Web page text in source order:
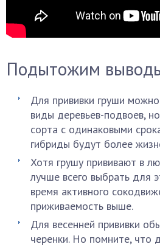
Подытожим
Для прививки груши
виды деревьев-подвоев,
сорта с одинаковыми
гибриды будут более
Хотя грушу прививают в
лучше всего выбрать для
время активного
приживаемость выше.
Для весенней прививки
черенки. Но помните, что